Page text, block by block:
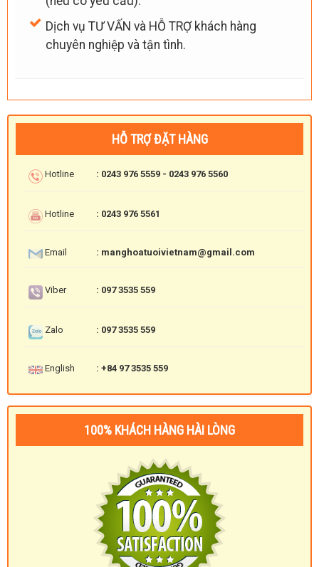
Dịch vụ TƯ VẤN và HỖ TRỢ khách hàng
chuyên nghiệp và tận tình.
HỖ TRỢ ĐẶT HÀNG
Hotline : 0243 976 5559 - 0243 976 5560
Hotline : 0243 976 5561
Email : manghoatuoivietnam@gmail.com
Viber : 097 3535 559
Zalo : 097 3535 559
English : +84 97 3535 559
100% KHÁCH HÀNG HÀI LÒNG